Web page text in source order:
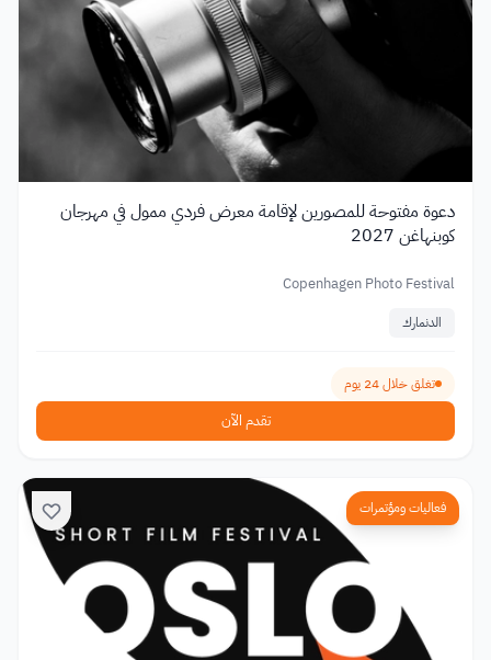
دعوة مفتوحة للمصورين لإقامة معرض فردي ممول في مهرجان
كوبنهاغن 2027
Copenhagen Photo Festival
الدنمارك
تغلق خلال 24 يوم
تقدم الآن
فعاليات ومؤتمرات